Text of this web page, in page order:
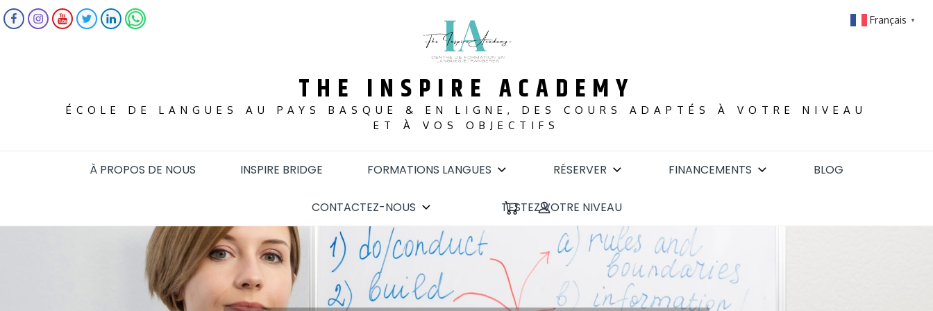
THE INSPIRE ACADEMY
ÉCOLE DE LANGUES AU PAYS BASQUE & EN LIGNE, DES COURS ADAPTÉS À VOTRE NIVEAU
ET À VOS OBJECTIFS
À PROPOS DE NOUS INSPIRE BRIDGE FORMATIONS LANGUES RÉSERVER FINANCEMENTS BLOG
CONTACTEZ-NOUS TESTEZ VOTRE NIVEAU
Français ▼